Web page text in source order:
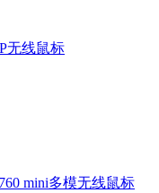
无线鼠标
mini多模无线鼠标